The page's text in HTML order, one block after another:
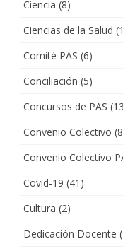
Ciencia (8)
Ciencias de la Salud
Comité PAS (6)
Conciliación (5)
Concursos de PAS
Convenio Colectivo
Convenio Colectivo
Covid-19 (41)
Cultura (2)
Dedicación Docente